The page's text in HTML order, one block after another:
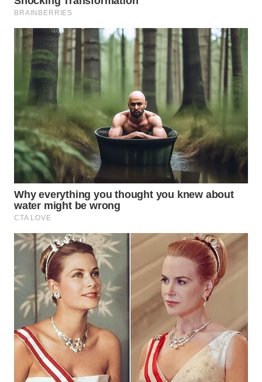
WAHANA
ADVOKAT
WAHANA
INFRASTRUKTUR
WAHANA
KONSUMEN
WAHANA
LISTRIK
WAHANA
TRAVEL
WAHANA
TV
WAHANANEWS
ID
WAHANANEWS
CO ID
WAHANANEWS
NET